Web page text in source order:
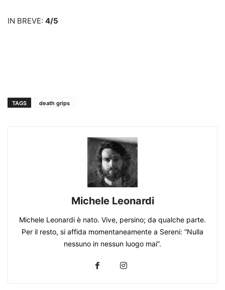
IN BREVE: 4/5
TAGS death grips
Michele Leonardi
Michele Leonardi è nato. Vive, persino; da qualche parte.
Per il resto, si affida momentaneamente a Sereni: “Nulla
nessuno in nessun luogo mai”.